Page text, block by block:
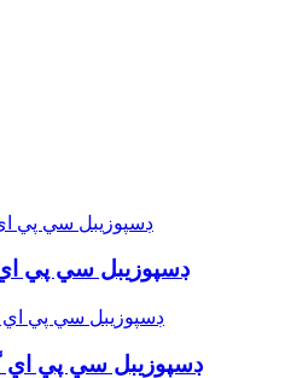
ڊسپوزيبل سي پي
ڊسپوزيبل سي پي